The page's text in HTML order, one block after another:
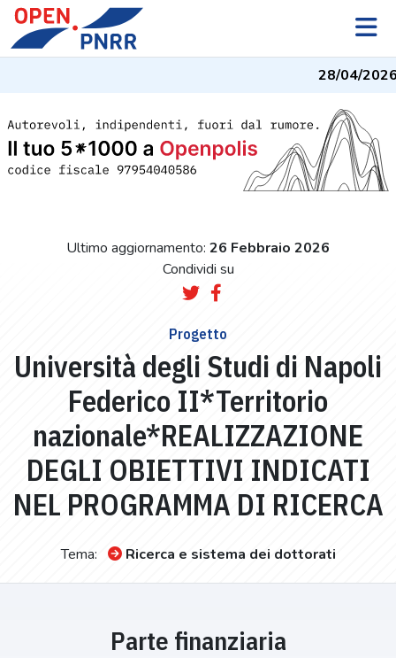
28/04/2026
Ultimo aggiornamento: 26 Febbraio 2026
Condividi su
Progetto
Università degli Studi di Napoli
Federico II*Territorio
nazionale*REALIZZAZIONE
DEGLI OBIETTIVI INDICATI
NEL PROGRAMMA DI RICERCA
Tema: Ricerca e sistema dei dottorati
Parte finanziaria